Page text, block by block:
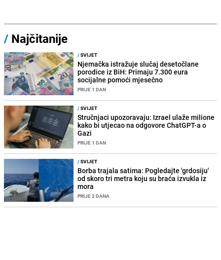
/ Najčitanije
/SVIJET
Njemačka istražuje slučaj desetočlane
porodice iz BiH: Primaju 7.300 eura
socijalne pomoći mjesečno
PRIJE 1 DAN
/SVIJET
Stručnjaci upozoravaju: Izrael ulaže milione
kako bi utjecao na odgovore ChatGPT-a o
Gazi
PRIJE 1 DAN
/SVIJET
Borba trajala satima: Pogledajte 'grdosiju'
od skoro tri metra koju su braća izvukla iz
mora
PRIJE 2 DANA